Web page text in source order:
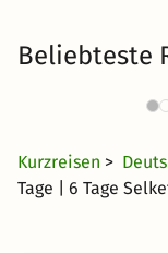
Beliebteste
Kurzreisen >
Tage | 6 Tage